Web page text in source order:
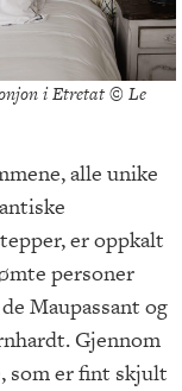
i Etretat © Le
alle unike
er oppkalt
personer
Maupassant og
Gjennom
som er fint skjult